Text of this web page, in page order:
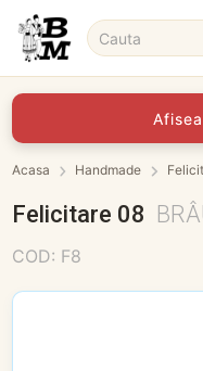
Acasa Handmade
Felicitare 08
COD: F8